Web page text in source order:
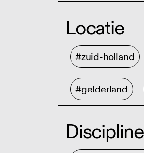
Locatie
#zuid-holland
#gelderland
Discipline